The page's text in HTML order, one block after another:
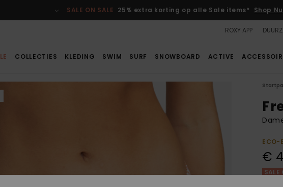
SALE ON SALE 25% extra korting op alle Sale items* Shop Nu
ROXY APP
COLLECTIES KLEDING SWIM SURF SNOWBOARD ACTIVE
ECO-
€
SALE